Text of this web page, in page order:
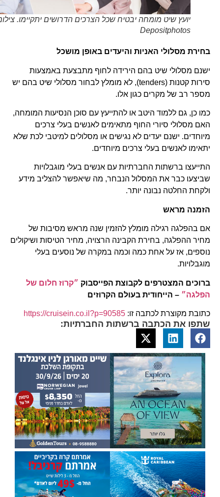
יועץ שיט מומחה יבטיח שכל הצרכים הדרושים יתקיימו. צילום
Depositphotos
בחירת מסלולי האניות והיעדים באופן מושכל
ישנם מסלולי שיט בהם הירידה לחוף מתבצעת באמצעות
סירות קטנות (tenders), לא מומלץ לבחור מסלולי שיט בהם יש
מספר רב של מקרים כגון אלו.
כמו כן, גם ללמוד היטב או להתייעץ עם סוכן הנסיעות המומחה,
האם מסלולי סיורי החוף מתאימים לאנשים בעלי צרכים
מיוחדים. ישנם יעדים לא נגישים או מסלולים למיטבי לכת שלא
יתאימו לאנשים בעלי צרכים מיוחדים.
התייעצו ברשתות החברתיות עם אנשים בעלי מוגבלויות
שביצעו כבר את המסלול הנבחר, מה שיאפשר להצליב מידע
ולקחת החלטה נבונה יותר.
הזמנה מראש
אם בהפלגה רגילה מומלץ להזמין שנה מראש מסיבות של
מחיר ההפלגה, בחירת הקבינה הרצויה, מחיר הטיסות ושיקולים
נוספים, אז על אחת כמה וכמה במקרה של נוסעים בעלי
מוגבלויות.
ברוכים המצטרפים לקבוצת הפייסבוק״קרוז חלום של
הפלגה״– הייחודית בעולם הקרוזים
כתובת מקוצרת לכתבה זו: https://cruisein.co.il?p=90585
שתפו את הכתבה ברשתות החברתיות: